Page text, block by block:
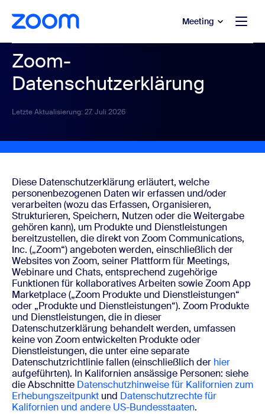
wechseln
Chat wechseln Meeting
Zoom-
Datenschutzerklärung
Letzte Aktualisierung: 27. Juli 2026
Diese Datenschutzerklärung erläutert, welche
personenbezogenen Daten wir erfassen und/oder
verarbeiten (wozu das Erfassen, Organisieren,
Strukturieren, Speichern, Nutzen oder die Weitergabe
gehören kann), um Produkte und Dienstleistungen
bereitzustellen, die direkt von Zoom Communications,
Inc. („Zoom“) angeboten werden, einschließlich der
Websites von Zoom, seiner Plattform für Meetings,
Webinare und Chats, entsprechend zugehörige
Funktionen für kollaboratives Arbeiten sowie Zoom App
Marketplace („Zoom Produkte und Dienstleistungen“
oder „Produkte und Dienstleistungen“). Zoom Produkte
und Dienstleistungen, die in dieser
Datenschutzerklärung behandelt werden, umfassen
keine von Zoom entwickelten Produkte oder
Dienstleistungen, die unter eine separate
Datenschutzrichtlinie fallen (einschließlich der hier
aufgeführten). In Kalifornien ansässige Personen: siehe
die Abschnitte Datenschutzhinweise für Kalifornien zum
Erhebungszeitpunkt und Datenschutzrechte für
Kalifornien und andere US-Bundesstaaten.